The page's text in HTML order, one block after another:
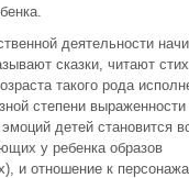
деятельности
сказки, читают
такого рода
степени выраженности
детей становится
у ребенка образов
и отношение к